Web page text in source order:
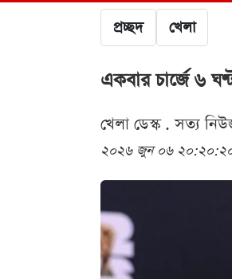
প্রচ্ছদ খেলা
একবার চার্জে ৬
খেলা ডেস্ক . সত্য
২০২৬ জুন ০৬